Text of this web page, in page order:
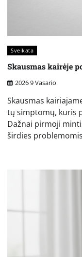
Sveikata
Skausmas kairėje
2026 9 Vasario
Skausmas
tų simptomų, kuris
Dažnai pirmoji
širdies